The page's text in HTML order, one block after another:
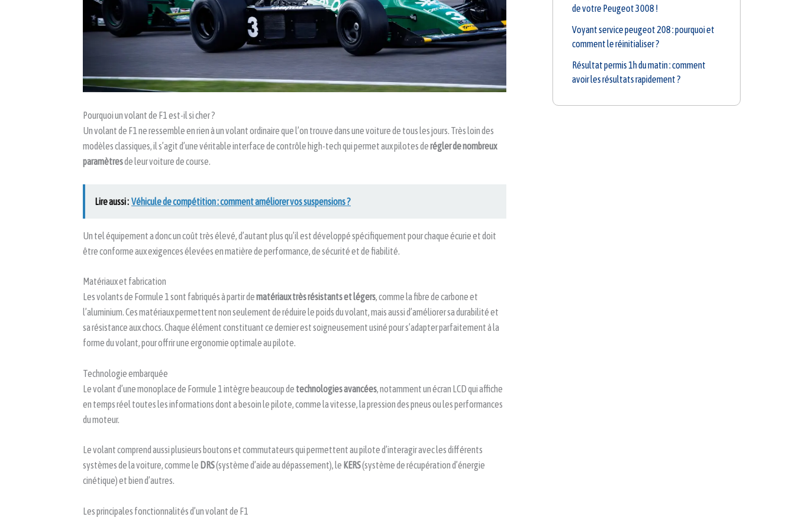
Pourquoi un volant de F1 est-il si cher ?
Un volant de F1 ne ressemble en rien à un volant ordinaire que l’on trouve dans une voiture de tous les jours. Très loin des
modèles classiques, il s’agit d’une véritable interface de contrôle high-tech qui permet aux pilotes derégler de nombreux
paramètresde leur voiture de course.
Lire aussi : Véhicule de compétition : comment améliorer vos suspensions ?
Un tel équipement a donc un coût très élevé, d’autant plus qu’il est développé spécifiquement pour chaque écurie et doit
être conforme aux exigences élevées en matière de performance, de sécurité et de fiabilité.
Matériaux et fabrication
Les volants de Formule 1 sont fabriqués à partir dematériaux très résistants et légers, comme la fibre de carbone et
l’aluminium. Ces matériaux permettent non seulement de réduire le poids du volant, mais aussi d’améliorer sa durabilité et
sa résistance aux chocs. Chaque élément constituant ce dernier est soigneusement usiné pour s’adapter parfaitement à la
forme du volant, pour offrir une ergonomie optimale au pilote.
Technologie embarquée
Le volant d’une monoplace de Formule 1 intègre beaucoup de technologies avancées, notamment un écran LCD qui affiche
en temps réel toutes les informations dont a besoin le pilote, comme la vitesse, la pression des pneus ou les performances
du moteur.
Le volant comprend aussi plusieurs boutons et commutateurs qui permettent au pilote d’interagir avec les différents
systèmes de la voiture, comme le DRS(système d’aide au dépassement), le KERS(système de récupération d’énergie
cinétique) et bien d’autres.
Les principales fonctionnalités d’un volant de F1
de votre Peugeot 3008 !
Voyant service peugeot 208 : pourquoi et
comment le réinitialiser ?
Résultat permis 1h du matin : comment
avoir les résultats rapidement ?